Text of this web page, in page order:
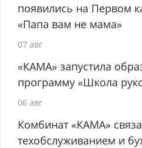
появились на Первом
«Папа вам не мама»
07 авг
«КАМА» запустила
программу «Школа
06 авг
Комбинат «КАМА»
техобслуживанием и